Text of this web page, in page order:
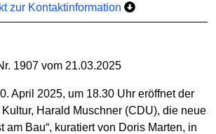
zur Kontaktinformation
1907 vom 21.03.2025
April 2025, um 18.30 Uhr eröffnet der
Harald Muschner (CDU), die neue
am Bau“, kuratiert von Doris Marten, in